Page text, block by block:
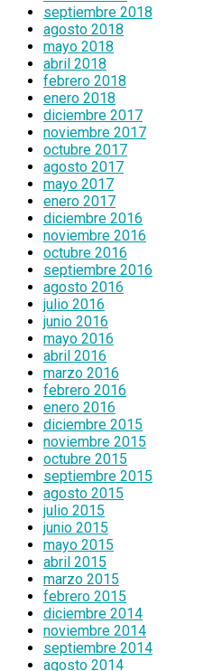
septiembre 2018
agosto 2018
mayo 2018
abril 2018
febrero 2018
enero 2018
diciembre 2017
noviembre 2017
octubre 2017
agosto 2017
mayo 2017
enero 2017
diciembre 2016
noviembre 2016
octubre 2016
septiembre 2016
agosto 2016
julio 2016
junio 2016
mayo 2016
abril 2016
marzo 2016
febrero 2016
enero 2016
diciembre 2015
noviembre 2015
octubre 2015
septiembre 2015
agosto 2015
julio 2015
junio 2015
mayo 2015
abril 2015
marzo 2015
febrero 2015
diciembre 2014
noviembre 2014
septiembre 2014
agosto 2014